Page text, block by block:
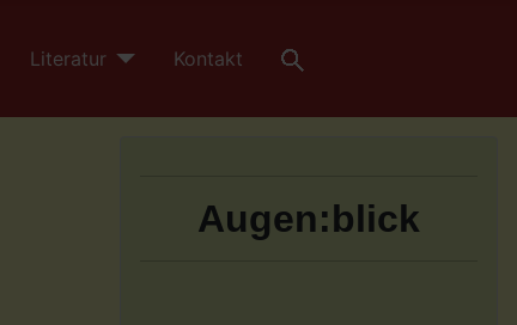
Literatur Kontakt
Augen:blick